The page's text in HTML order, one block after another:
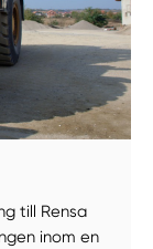
till Rensa
inom en